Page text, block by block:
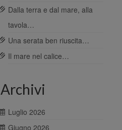
Dalla terra e dal mare, alla
tavola…
Una serata ben riuscita…
Il mare nel calice…
Archivi
Luglio 2026
Giugno 2026